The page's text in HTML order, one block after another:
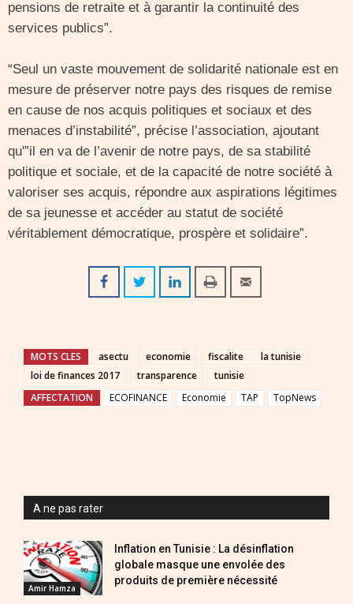
pensions de retraite et à garantir la continuité des
services publics”.
“Seul un vaste mouvement de solidarité nationale est en
mesure de préserver notre pays des risques de remise
en cause de nos acquis politiques et sociaux et des
menaces d’instabilité”, précise l’association, ajoutant
qu'”il en va de l’avenir de notre pays, de sa stabilité
politique et sociale, et de la capacité de notre société à
valoriser ses acquis, répondre aux aspirations légitimes
de sa jeunesse et accéder au statut de société
véritablement démocratique, prospère et solidaire”.
MOTS CLES asectu economie fiscalite
la tunisie
loi de finances 2017
transparence
tunisie
AFFECTATION
ECOFINANCE Economie TAP TopNews
A ne pas rater
Amir Hamza
Inflation en Tunisie : La désinflation
globale masque une envolée des
produits de première nécessité